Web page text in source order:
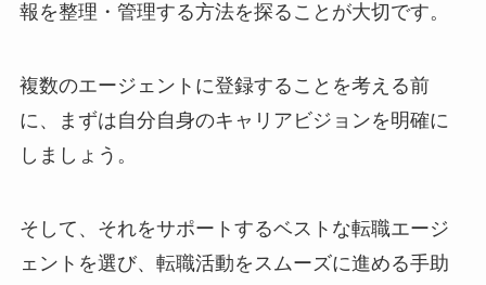
報を整理・管理する方法を探ることが大切です。
複数のエージェントに登録することを考える前
に、まずは自分自身のキャリアビジョンを明確に
しましょう。
そして、それをサポートするベストな転職エージ
ェントを選び、転職活動をスムーズに進める手助